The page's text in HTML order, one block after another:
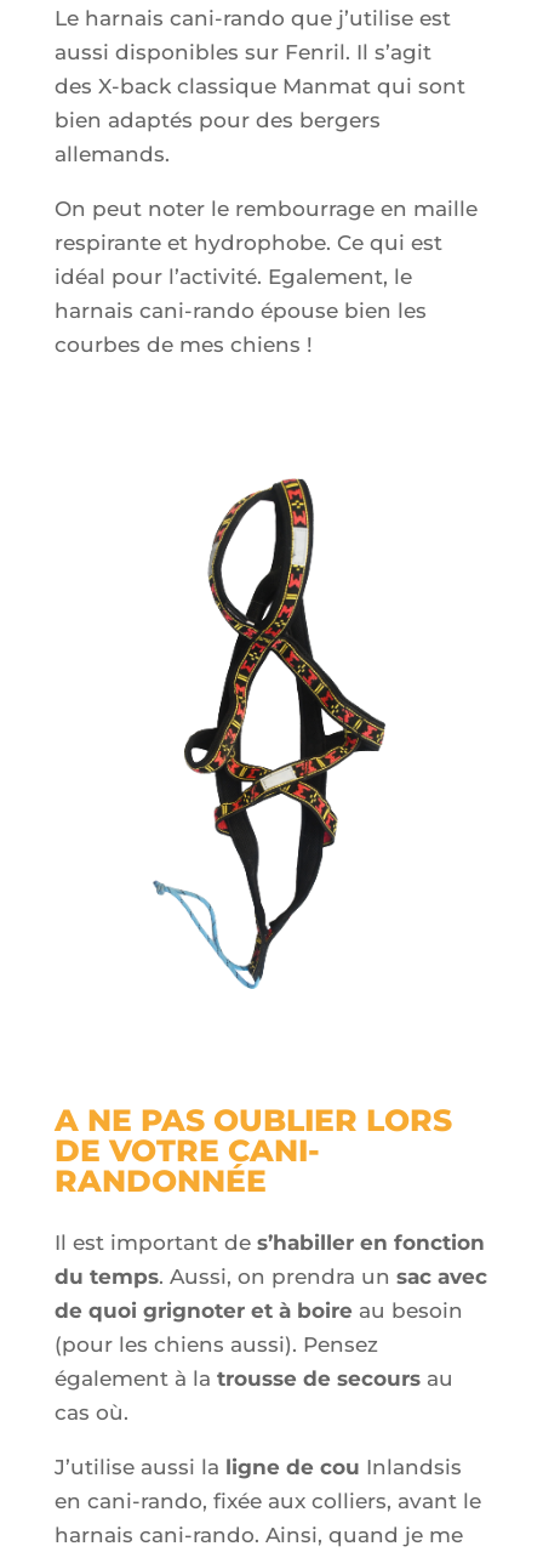
Le harnais cani-rando que j’utilise est
aussi disponibles sur Fenril. Il s’agit
des X-back classique Manmatqui sont
bien adaptés pour des bergers
allemands.
On peut noter le rembourrage en maille
respirante et hydrophobe. Ce qui est
idéal pour l’activité. Egalement, le
harnais cani-rando épouse bien les
courbes de mes chiens !
A NE PAS OUBLIER LORS
DE VOTRE CANI-
RANDONNÉE
Il est important des’habiller en fonction
du temps. Aussi, on prendra un sac avec
de quoi grignoter et à boireau besoin
(pour les chiens aussi). Pensez
également à la trousse de secoursau
cas où.
J’utilise aussi la ligne de cou Inlandsis
en cani-rando, fixée aux colliers, avant le
harnais cani-rando. Ainsi, quand je me